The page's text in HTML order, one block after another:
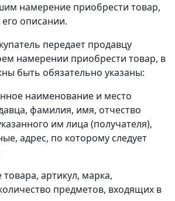
намерение приобрести товар,
описании.
передает продавцу
намерении приобрести товар, в
быть обязательно указаны:
наименование и место
фамилия, имя, отчество
им лица (получателя),
адрес, по которому следует
артикул, марка,
предметов, входящих в